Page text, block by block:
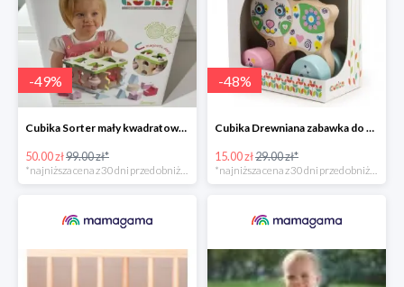
-49%
Cubika Sorter mały kwadratowy -50%
50.00 zł99.00 zł*
-48%
Cubika Drewniana zabawka do ciągnięcia Zajączek -48%
15.00 zł29.00 zł*